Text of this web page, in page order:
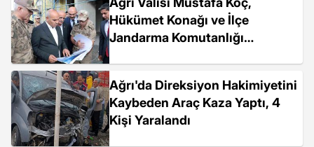
Hükümet Konağı ve İlçe
Jandarma Komutanlığı
Ağrı'da Direksiyon Hakimiyetini
Kaybeden Araç Kaza Yaptı, 4
Kişi Yaralandı